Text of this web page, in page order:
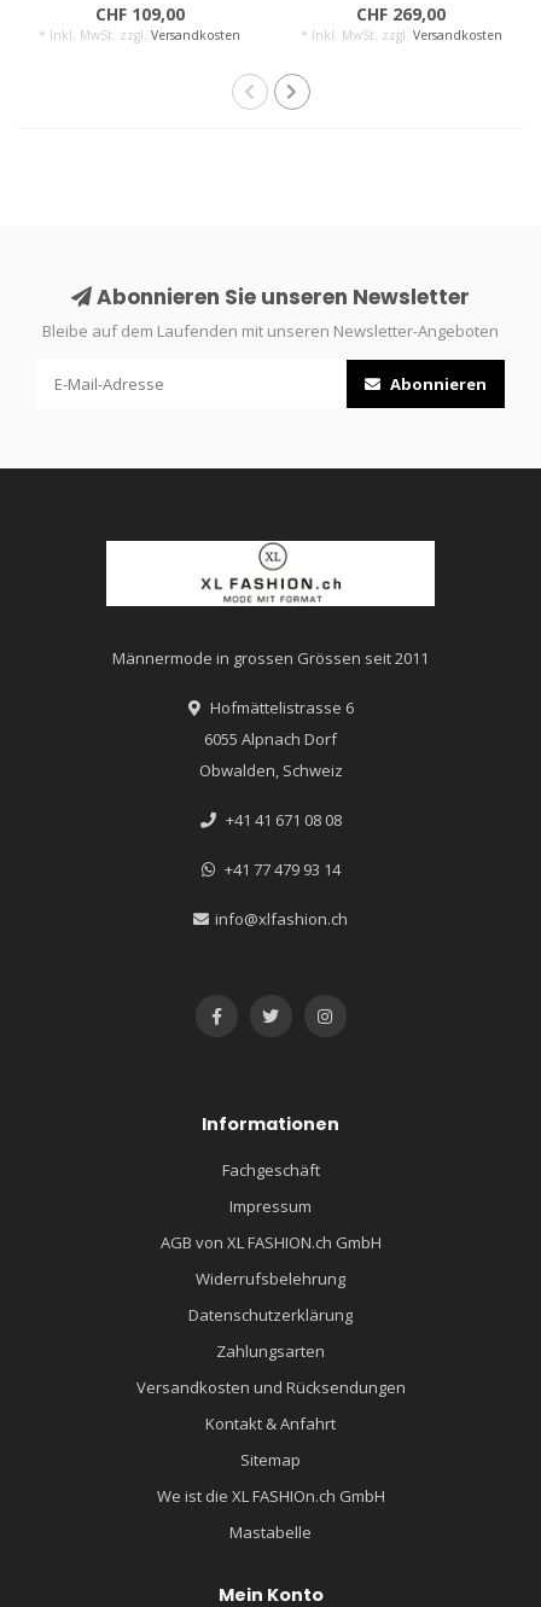
CHF 109,00
* Inkl. MwSt. zzgl.Versandkosten
CHF 269,00
* Inkl. MwSt. zzgl. Versandkosten
Abonnieren Sie unseren Newsletter
Bleibe auf dem Laufenden mit unseren Newsletter-Angeboten
Abonnieren
Männermode in grossen Grössen seit 2011
Hofmättelistrasse 6
6055 Alpnach Dorf
Obwalden, Schweiz
+41 41 671 08 08
+41 77 479 93 14
info@xlfashion.ch
Informationen
Fachgeschäft
Impressum
AGB von XL FASHION.ch GmbH
Widerrufsbelehrung
Datenschutzerklärung
Zahlungsarten
Versandkosten und Rücksendungen
Kontakt & Anfahrt
Sitemap
We ist die XL FASHIOn.ch GmbH
Mastabelle
Mein Konto